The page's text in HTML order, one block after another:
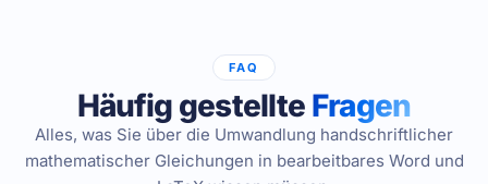
FAQ
Häufig gestellte Fragen
Alles, was Sie über die Umwandlung handschriftlicher
mathematischer Gleichungen in bearbeitbares Word und